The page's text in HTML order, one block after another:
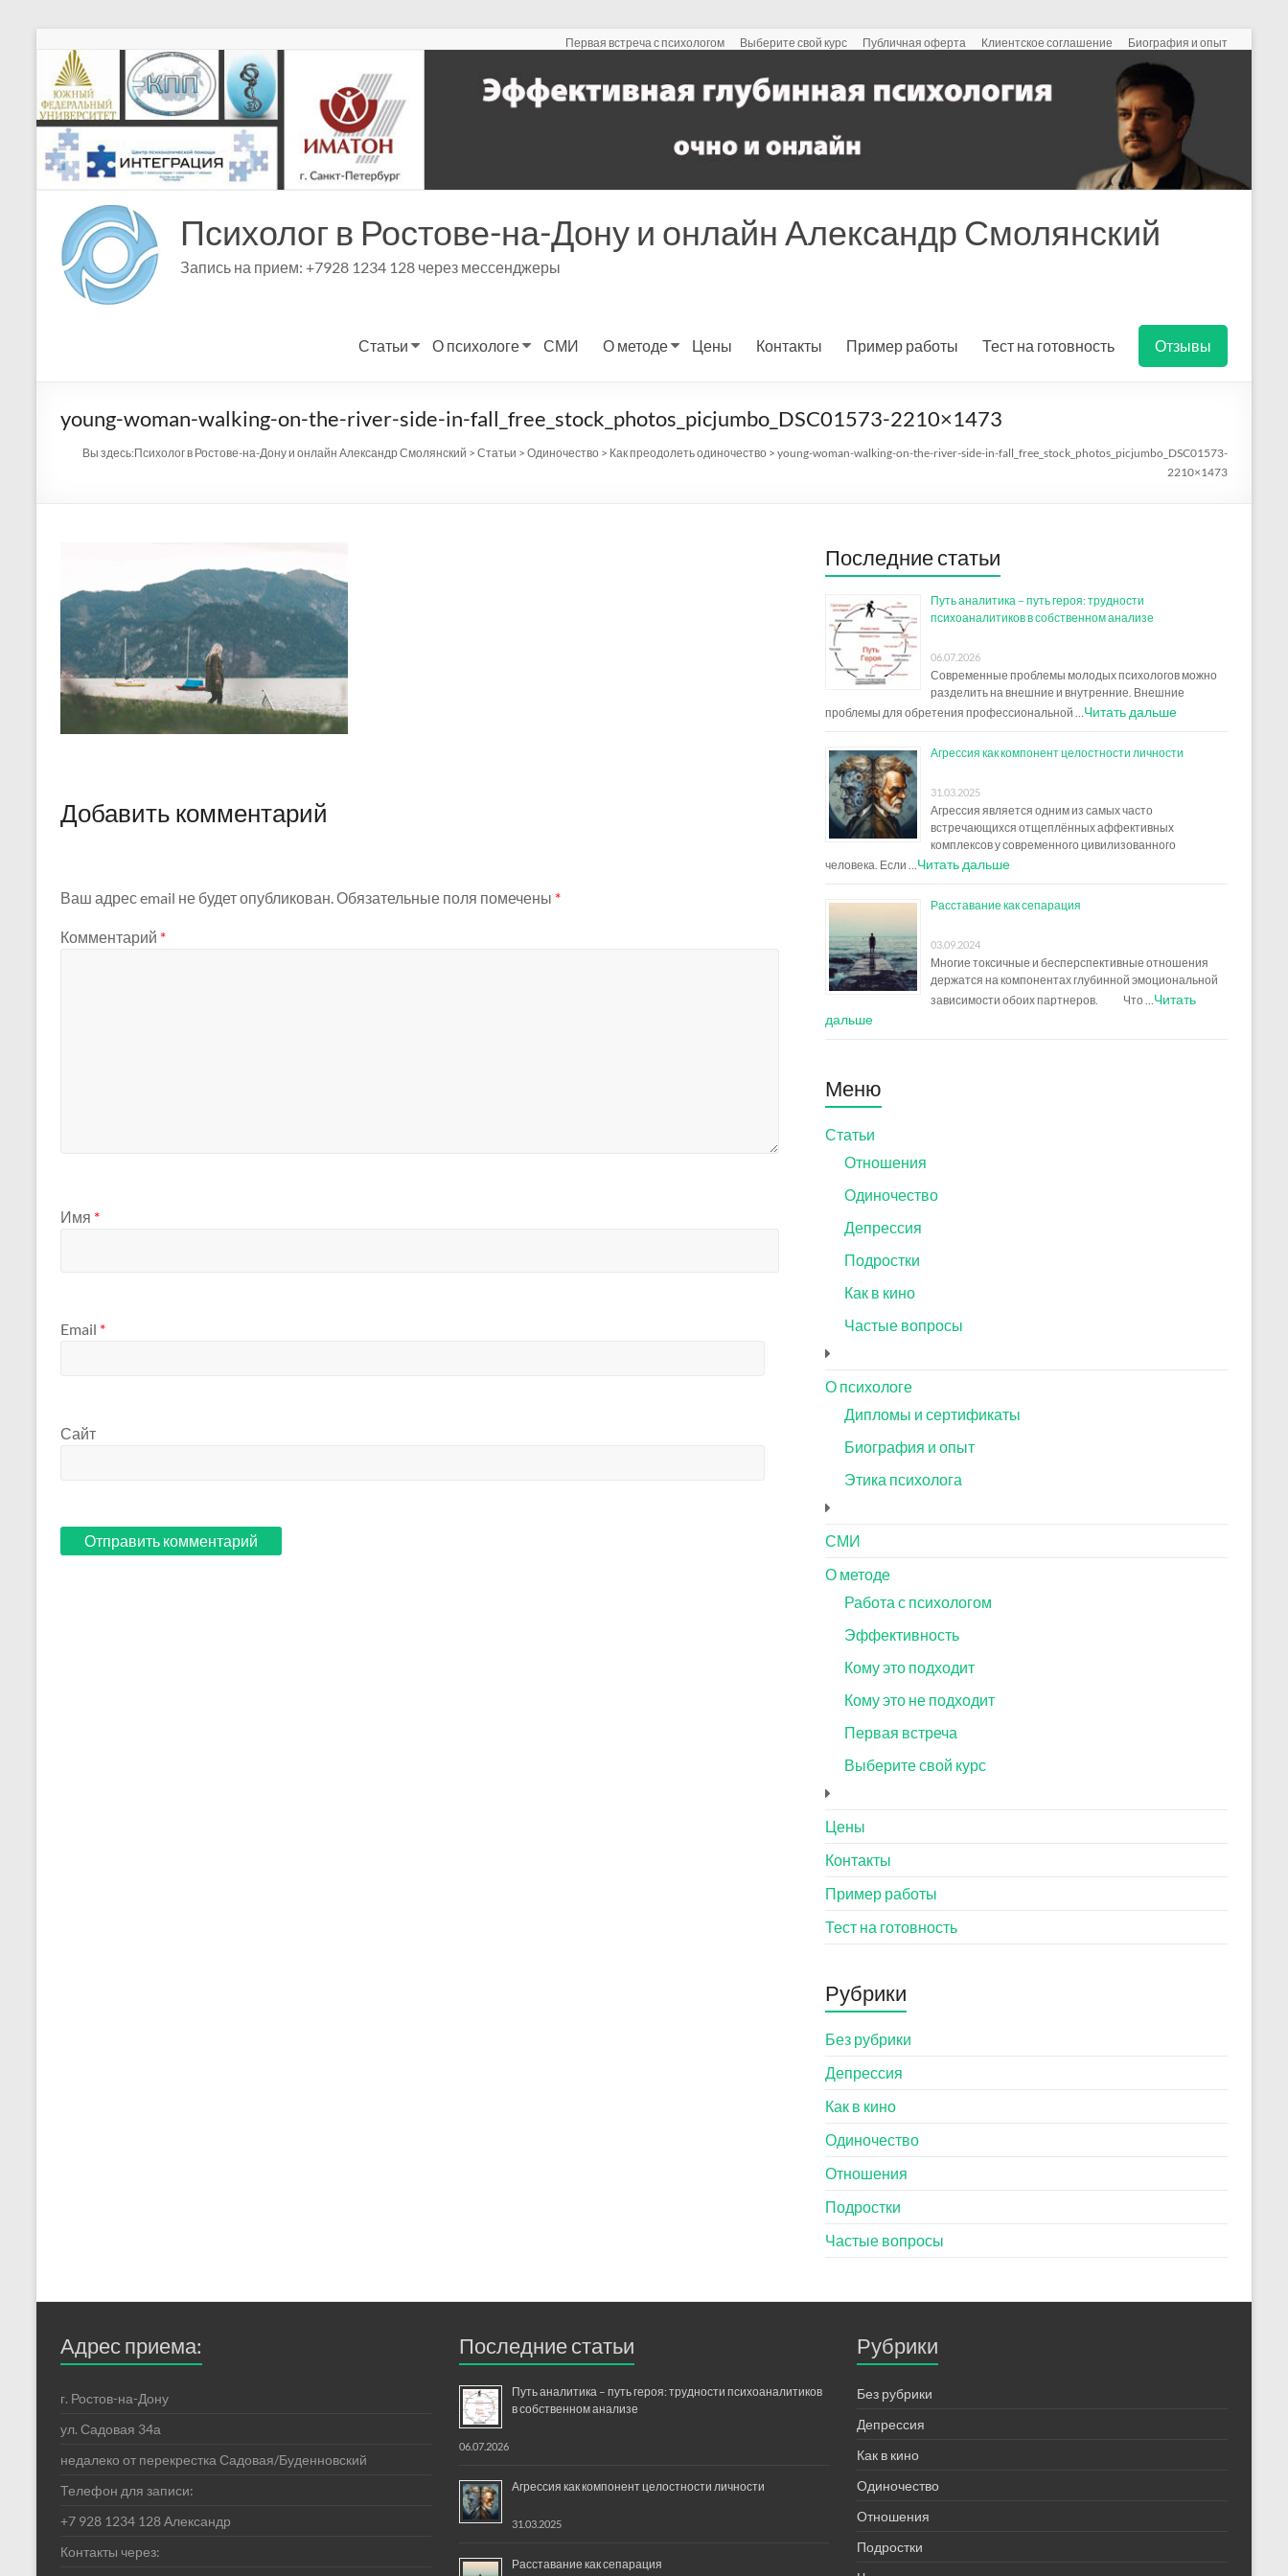
содержимому
Первая встреча с психологом Выберите свой курс Публичная оферта Клиентское соглашение Биография и опыт
Психолог в Ростове-на-Дону и онлайн Александр Смолянский
Запись на прием: +7928 1234 128 через мессенджеры
Статьи О психологе СМИ О методе Цены Контакты Пример работы Тест на готовность Отзывы
young-woman-walking-on-the-river-side-in-fall_free_stock_photos_picjumbo_DSC01573-2210×1473
Вы здесь:Психолог в Ростове-на-Дону и онлайн Александр Смолянский > Статьи > Одиночество > Как преодолеть одиночество > young-woman-walking-on-the-river-side-in-fall_free_stock_photos_picjumbo_DSC01573-
2210×1473
Добавить комментарий
Ваш адрес email не будет опубликован. Обязательные поля помечены *
Комментарий *
Имя *
Email *
Сайт
Последние статьи
Путь аналитика – путь героя: трудности
психоаналитиков в собственном анализе
06.07.2026
Современные проблемы молодых психологов можно
разделить на внешние и внутренние. Внешние
проблемы для обретения профессиональной …Читать дальше
Агрессия как компонент целостности личности
31.03.2025
Агрессия является одним из самых часто
встречающихся отщеплённых аффективных
комплексов у современного цивилизованного
человека. Если …Читать дальше
Расставание как сепарация
03.09.2024
Многие токсичные и бесперспективные отношения
держатся на компонентах глубинной эмоциональной
зависимости обоих партнеров. Что …Читать
дальше
Меню
Статьи
Отношения
Одиночество
Депрессия
Подростки
Как в кино
Частые вопросы
О психологе
Дипломы и сертификаты
Биография и опыт
Этика психолога
СМИ
О методе
Работа с психологом
Эффективность
Кому это подходит
Кому это не подходит
Первая встреча
Выберите свой курс
Цены
Контакты
Пример работы
Тест на готовность
Рубрики
Без рубрики
Депрессия
Как в кино
Одиночество
Отношения
Подростки
Частые вопросы
Адрес приема:
г. Ростов-на-Дону
ул. Садовая 34а
недалеко от перекрестка Садовая/Буденновский
Телефон для записи:
+7 928 1234 128 Александр
Контакты через:
Последние статьи
Путь аналитика – путь героя: трудности психоаналитиков
в собственном анализе
06.07.2026
Агрессия как компонент целостности личности
31.03.2025
Расставание как сепарация
Рубрики
Без рубрики
Депрессия
Как в кино
Одиночество
Отношения
Подростки